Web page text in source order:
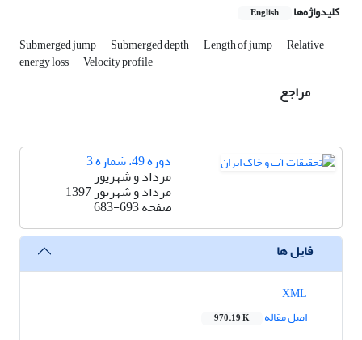
کلیدواژه‌ها English
Submerged jump Submerged depth Length of jump Relative
energy loss Velocity profile
مراجع
دوره 49، شماره 3
مرداد و شهریور
مرداد و شهریور 1397
صفحه683-693
فایل ها
اصل مقاله
970.19 K